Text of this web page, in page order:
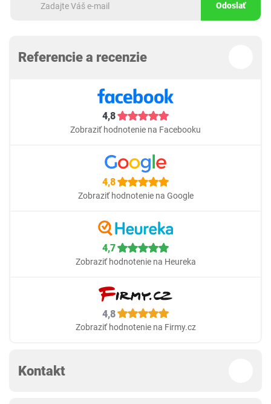
Odoslať
Referencie a recenzie
4,8
Zobraziť hodnotenie na Facebooku
4,8
Zobraziť hodnotenie na Google
4,7
Zobraziť hodnotenie na Heureka
4,8
Zobraziť hodnotenie na Firmy.cz
Kontakt